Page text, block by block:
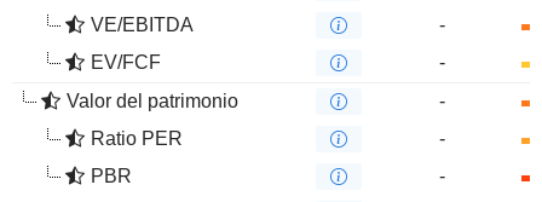
VE/EBITDA
-
EV/FCF
-
Valor del patrimonio
-
Ratio PER
-
PBR
-